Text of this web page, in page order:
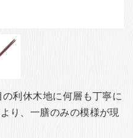
利休木地に何層も丁寧に
り、一膳のみの模様が現